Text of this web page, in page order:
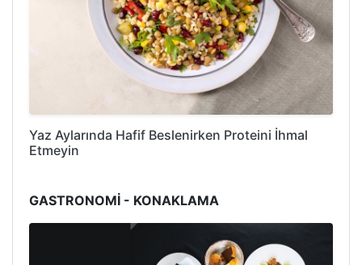
Yaz Aylarında Hafif Beslenirken Proteini İhmal
Etmeyin
GASTRONOMİ - KONAKLAMA